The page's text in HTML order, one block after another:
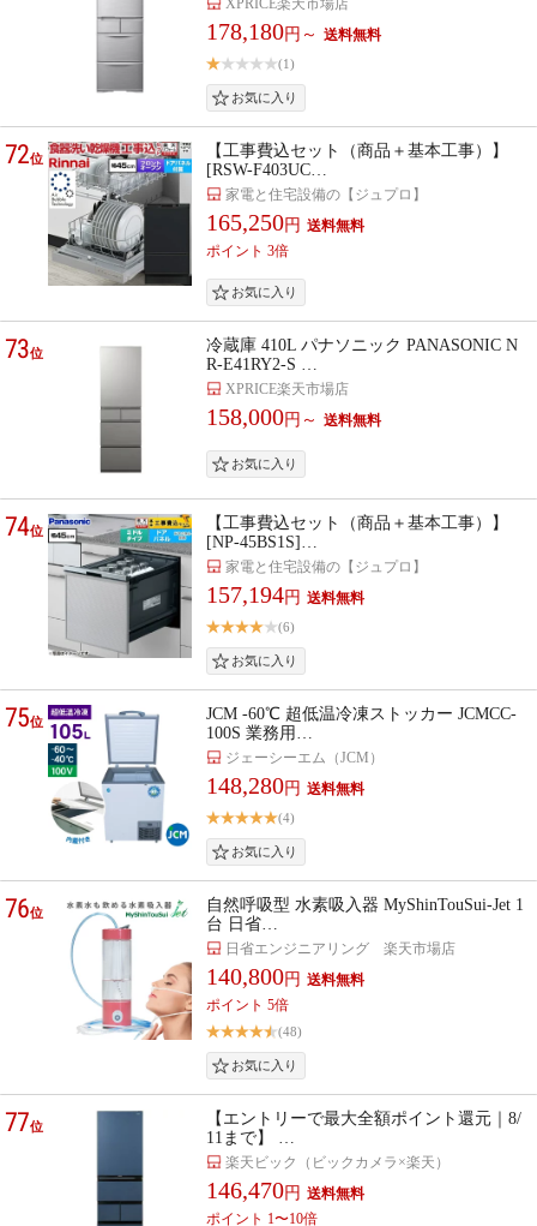
178,180円～
(1)
72位
【工事費込セット（商品＋基本工事）】
[RSW-F403UC…
家電と住宅設備の【ジュプロ】
165,250円
ポイント 3倍
73位
冷蔵庫 410L パナソニック PANASONIC N
R-E41RY2-S …
XPRICE楽天市場店
158,000円～
74位
【工事費込セット（商品＋基本工事）】
[NP-45BS1S]…
家電と住宅設備の【ジュプロ】
157,194円
(6)
75位
JCM -60℃ 超低温冷凍ストッカー JCMCC-
100S 業務用…
ジェーシーエム（JCM）
148,280円
(4)
76位
自然呼吸型 水素吸入器 MyShinTouSui-Jet 1
台 日省…
日省エンジニアリング 楽天市場店
140,800円
ポイント 5倍
(48)
77位
【エントリーで最大全額ポイント還元｜8/
11まで】 …
楽天ビック（ビックカメラ×楽天）
146,470円
ポイント 1〜10倍